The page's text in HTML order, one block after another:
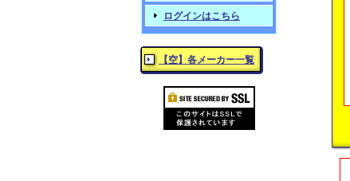
ログインはこちら
【空】各メーカー一覧